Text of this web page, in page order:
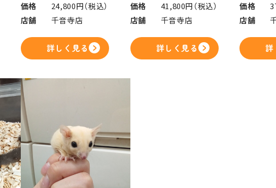
価格
24,800円（税込）
店舗
千音寺店
詳しく見る
価格
41,800円（税込）
店舗
千音寺店
詳しく見る
価格
店舗